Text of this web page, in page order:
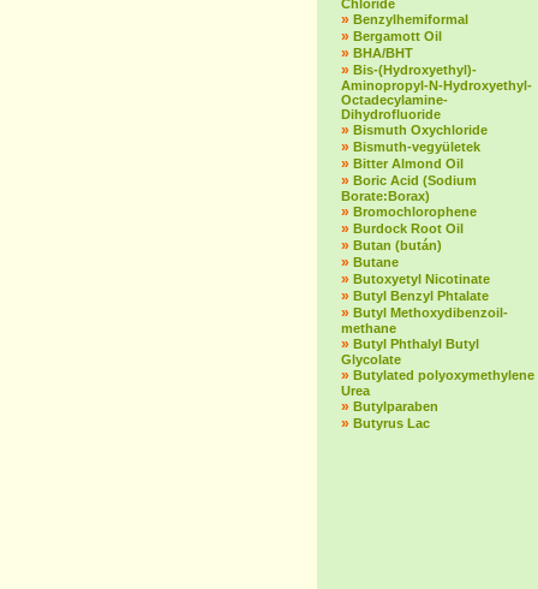
Chloride
» Benzylhemiformal
» Bergamott Oil
» BHA/BHT
» Bis-(Hydroxyethyl)-
Aminopropyl-N-Hydroxyethyl-
Octadecylamine-
Dihydrofluoride
» Bismuth Oxychloride
» Bismuth-vegyületek
» Bitter Almond Oil
» Boric Acid (Sodium
Borate:Borax)
» Bromochlorophene
» Burdock Root Oil
» Butan (bután)
» Butane
» Butoxyetyl Nicotinate
» Butyl Benzyl Phtalate
» Butyl Methoxydibenzoil-
methane
» Butyl Phthalyl Butyl
Glycolate
» Butylated polyoxymethylene
Urea
» Butylparaben
» Butyrus Lac